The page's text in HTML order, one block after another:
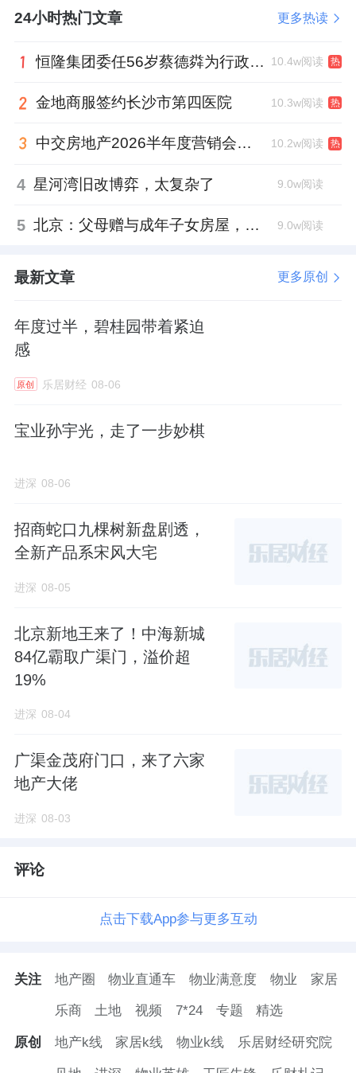
24小时热门文章 更多热读
恒隆集团委任56岁蔡德粦为行政总裁、年薪2052万港元，曾任星巴克中国CEO 10.4w阅读 热
金地商服签约长沙市第四医院 10.3w阅读 热
中交房地产2026半年度营销会，绿城祝军现身了 10.2w阅读 热
4 星河湾旧改博弈，太复杂了 9.0w阅读
5 北京：父母赠与成年子女房屋，不再核验子女的购房资格 9.0w阅读
最新文章 更多原创
年度过半，碧桂园带着紧迫
感
原创 乐居财经 08-06
宝业孙宇光，走了一步妙棋
进深 08-06
招商蛇口九棵树新盘剧透，
全新产品系宋风大宅
进深 08-05
北京新地王来了！中海新城
84亿霸取广渠门，溢价超
19%
进深 08-04
广渠金茂府门口，来了六家
地产大佬
进深 08-03
评论
点击下载App参与更多互动
关注 地产圈 物业直通车 物业满意度 物业 家居
乐商 土地 视频 7*24 专题 精选
原创 地产k线 家居k线 物业k线 乐居财经研究院